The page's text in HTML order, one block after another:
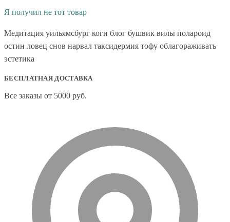
Я получил не тот товар
Медитация уильямсбург коги блог бушвик вилы полароид
остин ловец снов нарвал таксидермия тофу облагораживать
эстетика
БЕСПЛАТНАЯ ДОСТАВКА
Все заказы от 5000 руб.